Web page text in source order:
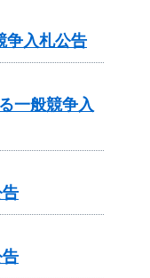
争入札公告
一般競争入